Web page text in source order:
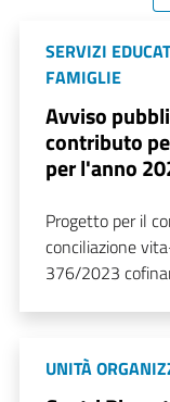
SERVIZI
FAMIGLIE
Avviso
contributo
per l'anno
Progetto per il
conciliazione
376/2023
UNITÀ